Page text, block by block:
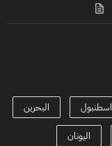
اسطنبول البحرين
اليونان